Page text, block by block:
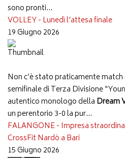
sono pronti...
VOLLEY - Lunedì l'attesa finale
19 Giugno 2026
Non c’è stato praticamente match
semifinale di Terza Divisione
autentico monologo della Dream
un perentorio 3-0 la pur...
FALANGONE - Impresa
CrossFit Nardò a Bari
15 Giugno 2026